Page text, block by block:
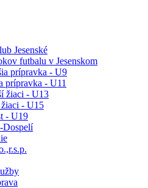
Jesenské
futbalu v Jesenskom
prípravka - U9
prípravka - U11
žiaci - U13
žiaci - U15
- U19
Dospelí